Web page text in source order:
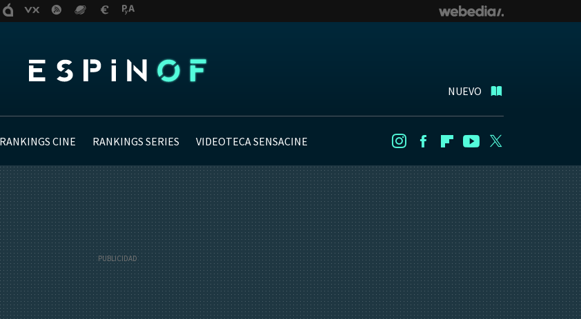
NUEVO
RANKINGS CINE RANKINGS SERIES VIDEOTECA SENSACINE InstagramFacebookFlipboard
Youtube